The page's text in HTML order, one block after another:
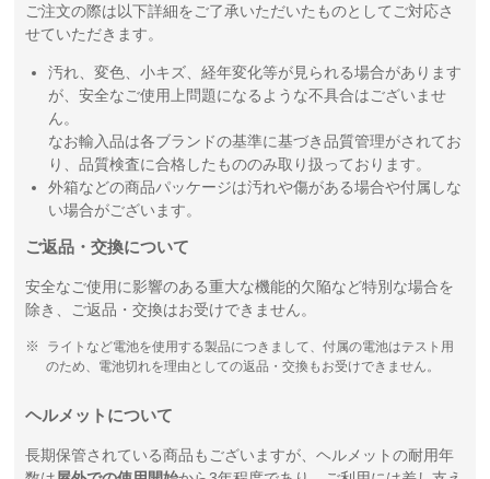
ご注文の際は以下詳細をご了承いただいたものとしてご対応さ
せていただきます。
汚れ、変色、小キズ、経年変化等が見られる場合があります
が、安全なご使用上問題になるような不具合はございませ
ん。
なお輸入品は各ブランドの基準に基づき品質管理がされてお
り、品質検査に合格したもののみ取り扱っております。
外箱などの商品パッケージは汚れや傷がある場合や付属しな
い場合がございます。
ご返品・交換について
安全なご使用に影響のある重大な機能的欠陥など特別な場合を
除き、ご返品・交換はお受けできません。
ライトなど電池を使用する製品につきまして、付属の電池はテスト用
のため、電池切れを理由としての返品・交換もお受けできません。
ヘルメットについて
長期保管されている商品もございますが、ヘルメットの耐用年